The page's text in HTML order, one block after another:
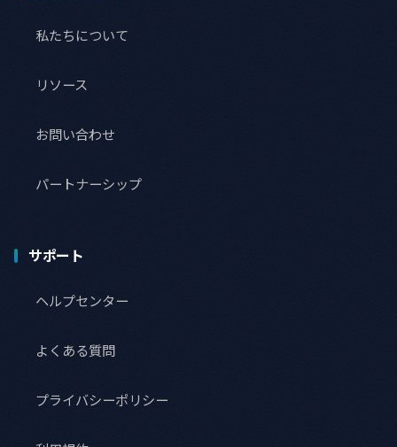
私たちについて
リソース
お問い合わせ
パートナーシップ
サポート
ヘルプセンター
よくある質問
プライバシーポリシー